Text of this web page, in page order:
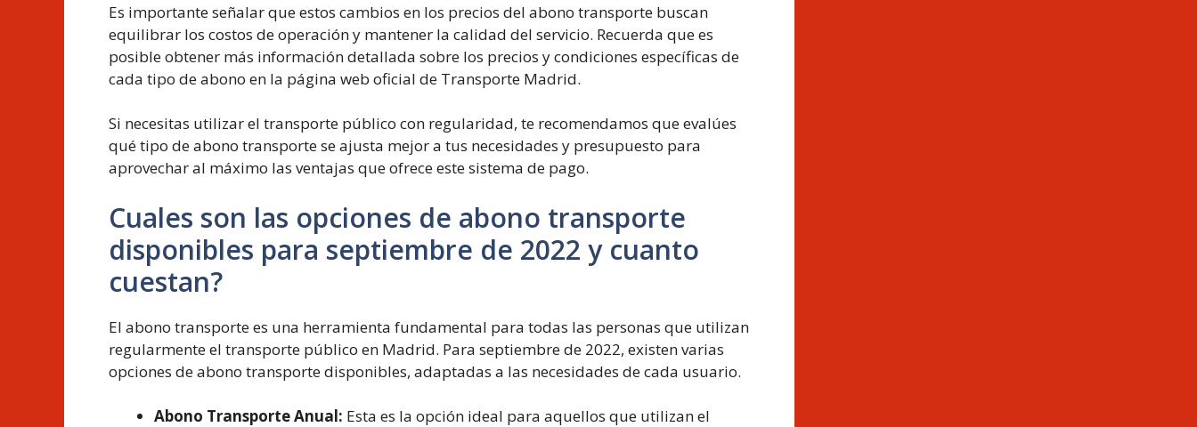
Es importante señalar que estos cambios en los precios del abono transporte buscan
equilibrar los costos de operación y mantener la calidad del servicio. Recuerda que es
posible obtener más información detallada sobre los precios y condiciones específicas de
cada tipo de abono en la página web oficial de Transporte Madrid.
Si necesitas utilizar el transporte público con regularidad, te recomendamos que evalúes
qué tipo de abono transporte se ajusta mejor a tus necesidades y presupuesto para
aprovechar al máximo las ventajas que ofrece este sistema de pago.
Cuales son las opciones de abono transporte
disponibles para septiembre de 2022 y cuanto
cuestan?
El abono transporte es una herramienta fundamental para todas las personas que utilizan
regularmente el transporte público en Madrid. Para septiembre de 2022, existen varias
opciones de abono transporte disponibles, adaptadas a las necesidades de cada usuario.
Abono Transporte Anual: Esta es la opción ideal para aquellos que utilizan el